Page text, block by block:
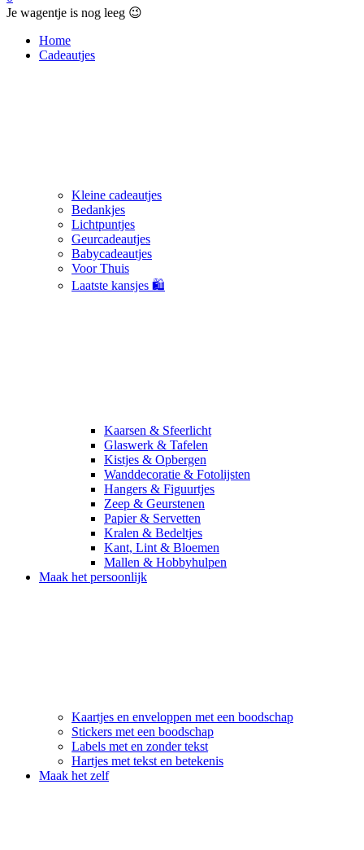
Je wagentje is nog leeg 😉
Home
Cadeautjes
Kleine cadeautjes
Bedankjes
Lichtpuntjes
Geurcadeautjes
Babycadeautjes
Voor Thuis
Laatste kansjes 🛍️
Kaarsen & Sfeerlicht
Glaswerk & Tafelen
Kistjes & Opbergen
Wanddecoratie & Fotolijsten
Hangers & Figuurtjes
Zeep & Geurstenen
Papier & Servetten
Kralen & Bedeltjes
Kant, Lint & Bloemen
Mallen & Hobbyhulpen
Maak het persoonlijk
Kaartjes en enveloppen met een boodschap
Stickers met een boodschap
Labels met en zonder tekst
Hartjes met tekst en betekenis
Maak het zelf